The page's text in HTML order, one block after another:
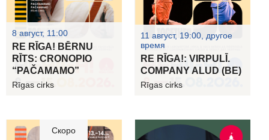
8 август, 11:00
RE RĪGA! BĒRNU
RĪTS: CRONOPIO
“PAČAMAMO”
Rīgas cirks
11 август, 19:00, другое
время
RE RĪGA!: VIRPULĪ.
COMPANY ALUD (BE)
Rīgas cirks
Скоро